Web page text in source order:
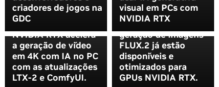
criadores de jogos na
GDC
visual em PCs com
NVIDIA RTX
NVIDIA RTX acelera
a geração de vídeo
em 4K com IA no PC
com as atualizações
LTX-2 e ComfyUI.
Os modelos de
geração de imagens
FLUX.2 já estão
disponíveis e
otimizados para
GPUs NVIDIA RTX.